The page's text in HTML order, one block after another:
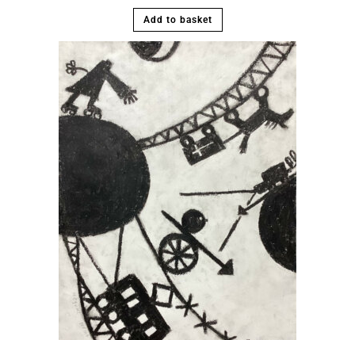
Add to basket